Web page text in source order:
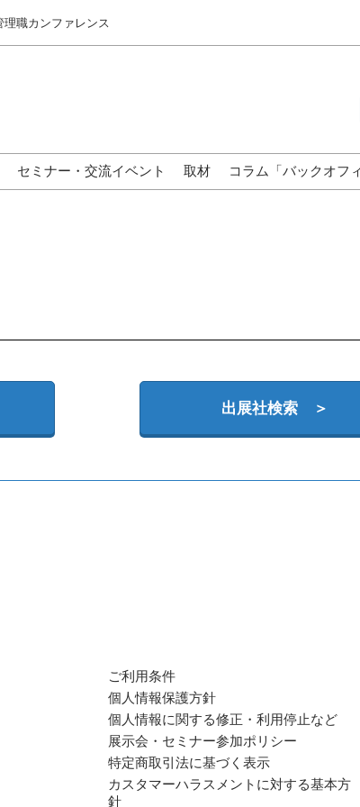
理職カンファレンス
セミナー・交流イベント 取材 コラム「バックオフ
出展社検索 ＞
ご利用条件
個人情報保護方針
個人情報に関する修正・利用停止など
展示会・セミナー参加ポリシー
特定商取引法に基づく表示
カスタマーハラスメントに対する基本方
針